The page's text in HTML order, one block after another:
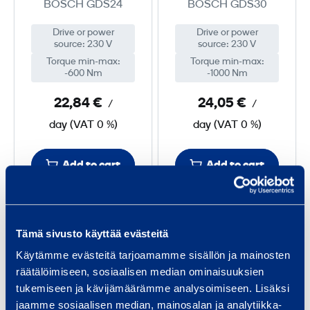
Tämä sivusto käyttää evästeitä
Käytämme evästeitä tarjoamamme sisällön ja mainosten
räätälöimiseen, sosiaalisen median ominaisuuksien
tukemiseen ja kävijämäärämme analysoimiseen. Lisäksi
jaamme sosiaalisen median, mainosalan ja analytiikka-
l
W
e
n
h
0
W
BOSCH GDS24
Drive or power
source: 230 V
Torque min-max:
-600 Nm
22,84 € /
day (VAT 0 %)
Add to cart
l
W
e
n
h
2
BOSCH GDS30
Drive or power
source: 230 V
Torque min-max:
-1000 Nm
24,05 € /
day (VAT 0 %)
Add to cart
n
e
u
m
r
d
l